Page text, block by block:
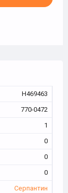
Н469463
770-0472
1
0
0
0
Серпантин